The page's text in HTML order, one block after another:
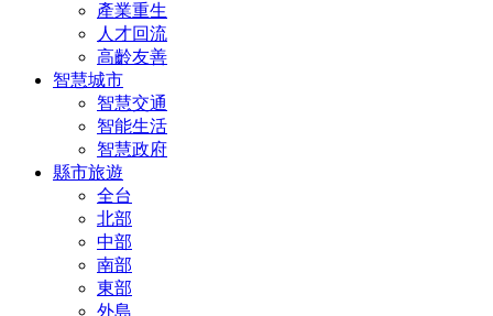
產業重生
人才回流
高齡友善
智慧城市
智慧交通
智能生活
智慧政府
縣市旅遊
全台
北部
中部
南部
東部
外島